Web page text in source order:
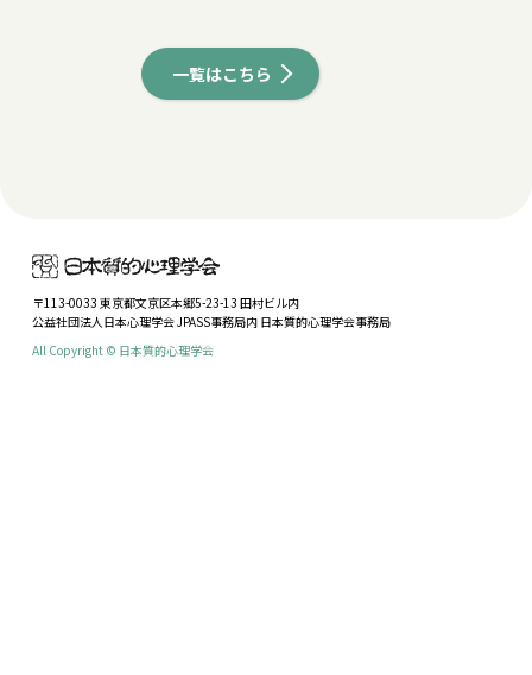
一覧はこちら
〒113-0033 東京都文京区本郷5-23-13 田村ビル内
公益社団法人日本心理学会 JPASS事務局内 日本質的心理学会事務局
All Copyright © 日本質的心理学会